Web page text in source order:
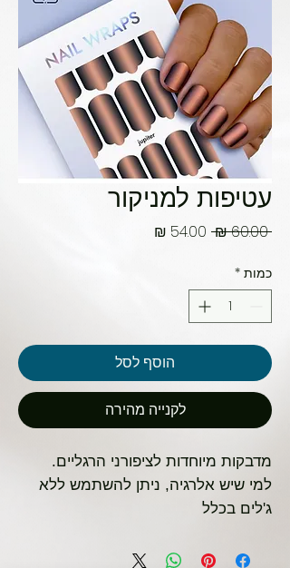
עטיפות למניקור
‏60.00 ‏₪
מחיר
כמות *
הוסף לסל
לקנייה מהירה
מדבקות מיוחדות לציפורני הרגליים.
למי שיש אלרגיה, ניתן להשתמש ללא
ג'לים בכלל